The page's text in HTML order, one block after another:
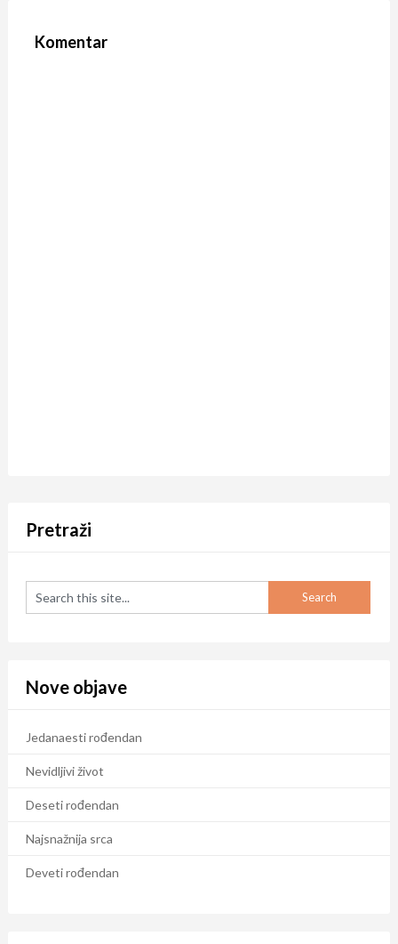
Komentar
Pretraži
Nove objave
Jedanaesti rođendan
Nevidljivi život
Deseti rođendan
Najsnažnija srca
Deveti rođendan